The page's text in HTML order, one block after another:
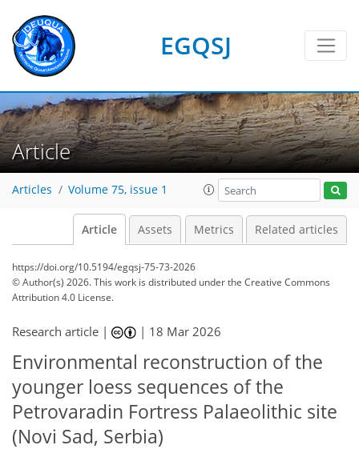
EGQSJ
Article
Articles Volume 75, issue 1
Article Assets Metrics Related articles
https://doi.org/10.5194/egqsj-75-73-2026
© Author(s) 2026. This work is distributed underthe Creative Commons
Attribution 4.0 License.
Research article | | 18 Mar 2026
Environmental reconstruction of the
younger loess sequences of the
Petrovaradin Fortress Palaeolithic site
(Novi Sad, Serbia)